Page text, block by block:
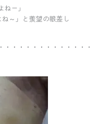
ー」
～」と羨望の眼差し
・・・・・・・・・・・・・